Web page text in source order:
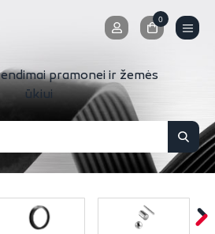
0
0
pramonei ir žemės
ūkiui